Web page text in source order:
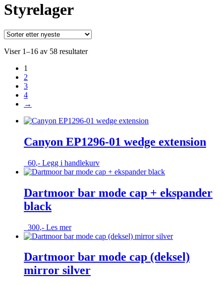
Styrelager
Viser 1–16 av 58 resultaterSortert
1
2
3
4
→
Canyon EP1296-01 wedge extension
60,- Legg i handlekurv
Dartmoor bar mode cap + ekspander
black
300,- Les mer
Dartmoor bar mode cap (deksel)
mirror silver